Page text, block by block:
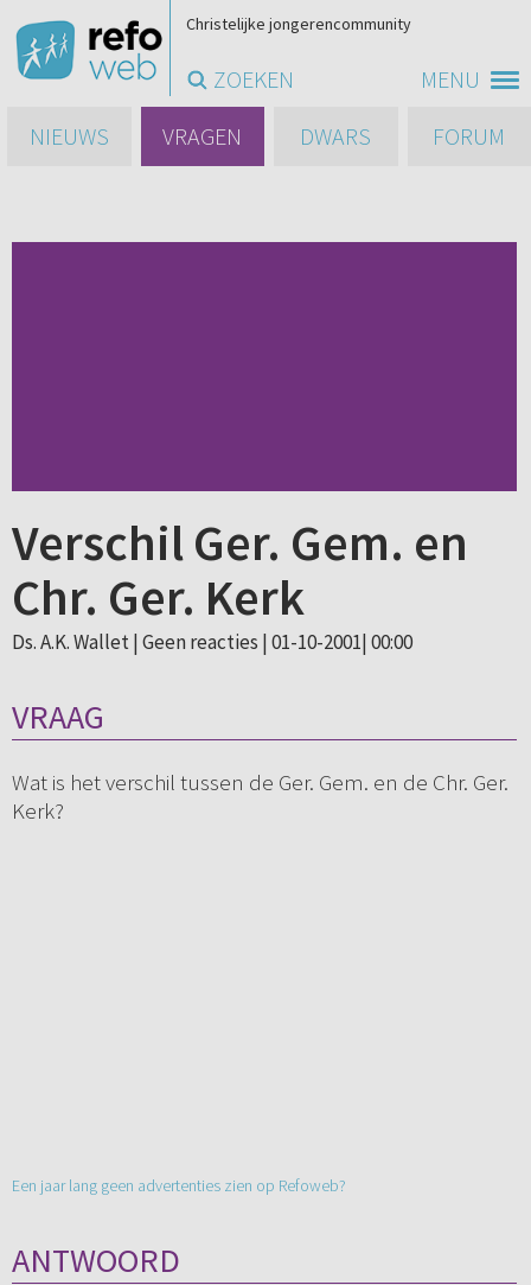
MENU
Christelijke jongerencommunity
ZOEKEN
NIEUWS
VRAGEN DWARS FORUM
Verschil Ger. Gem. en
Chr. Ger. Kerk
Ds. A.K. Wallet | Geen reacties | 01-10-2001| 00:00
VRAAG
Wat is het verschil tussen de Ger. Gem. en de Chr. Ger.
Kerk?
Een jaar lang geen advertenties zien op Refoweb?
ANTWOORD